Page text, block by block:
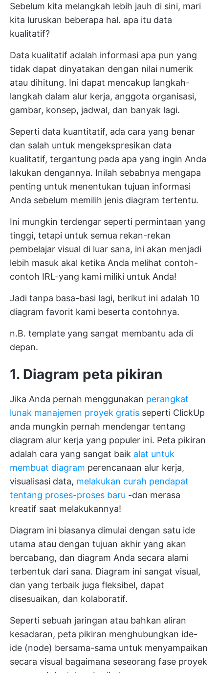
Sebelum kita melangkah lebih jauh di sini, mari
kita luruskan beberapa hal. apa itu data
kualitatif?
Data kualitatif adalah informasi apa pun yang
tidak dapat dinyatakan dengan nilai numerik
atau dihitung. Ini dapat mencakup langkah-
langkah dalam alur kerja, anggota organisasi,
gambar, konsep, jadwal, dan banyak lagi.
Seperti data kuantitatif, ada cara yang benar
dan salah untuk mengekspresikan data
kualitatif, tergantung pada apa yang ingin Anda
lakukan dengannya. Inilah sebabnya mengapa
penting untuk menentukan tujuan informasi
Anda sebelum memilih jenis diagram tertentu.
Ini mungkin terdengar seperti permintaan yang
tinggi, tetapi untuk semua rekan-rekan
pembelajar visual di luar sana, ini akan menjadi
lebih masuk akal ketika Anda melihat contoh-
contoh IRL-yang kami miliki untuk Anda!
Jadi tanpa basa-basi lagi, berikut ini adalah 10
diagram favorit kami beserta contohnya.
n.B. template yang sangat membantu ada di
depan.
1. Diagram peta pikiran
Jika Anda pernah menggunakan perangkat
lunak manajemen proyek gratis seperti ClickUp
anda mungkin pernah mendengar tentang
diagram alur kerja yang populer ini. Peta pikiran
adalah cara yang sangat baik alat untuk
membuat diagram perencanaan alur kerja,
visualisasi data, melakukan curah pendapat
tentang proses-proses baru -dan merasa
kreatif saat melakukannya!
Diagram ini biasanya dimulai dengan satu ide
utama atau dengan tujuan akhir yang akan
bercabang, dan diagram Anda secara alami
terbentuk dari sana. Diagram ini sangat visual,
dan yang terbaik juga fleksibel, dapat
disesuaikan, dan kolaboratif.
Seperti sebuah jaringan atau bahkan aliran
kesadaran, peta pikiran menghubungkan ide-
ide (node) bersama-sama untuk menyampaikan
secara visual bagaimana seseorang fase proyek